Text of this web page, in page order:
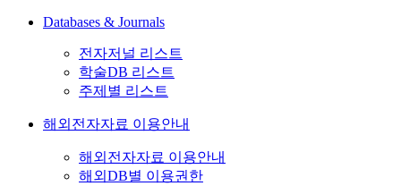
Databases & Journals
전자저널 리스트
학술DB 리스트
주제별 리스트
해외전자자료 이용안내
해외전자자료 이용안내
해외DB별 이용권한